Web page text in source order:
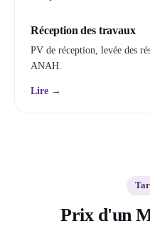
Réception des travaux
PV de réception, levée des
ANAH.
Lire →
Prix d'un